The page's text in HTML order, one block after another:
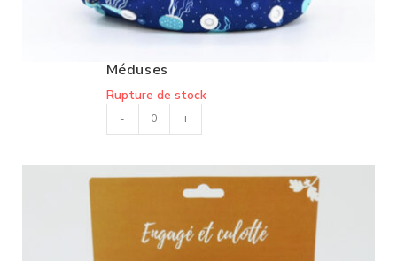
Méduses
Rupture de stock
- +